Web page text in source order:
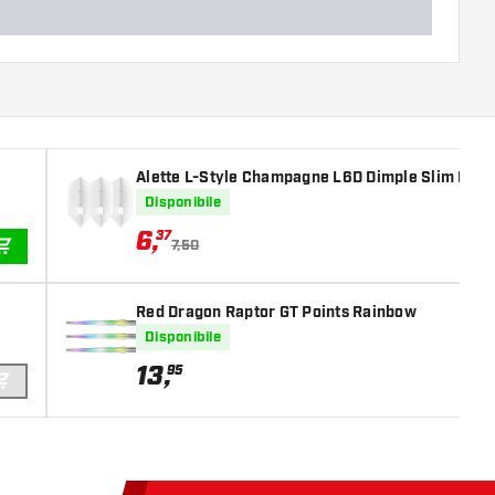
AGGIUNGI AL CARRELLO
AGGIUNGI AL CARRELLO
Alette L-Style Champagne L6D Dimple Slim
Disponibile
6,37
7,50
Red Dragon Raptor GT Points Rainbow
Disponibile
13,95